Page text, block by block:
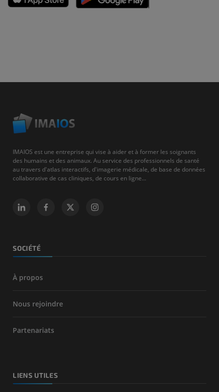
IMAIOS est une entreprise qui vise à aider et à former les soignants
des humains et des animaux. Au service des professionnels de santé
au travers d'atlas interactifs, d'imagerie médicale, de base de données
collaborative de cas cliniques, de cours en ligne...
SOCIÉTÉ
À propos
Nous rejoindre
Partenariats
LIENS UTILES